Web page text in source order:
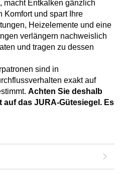
macht Entkalken gänzlich
Komfort und spart Ihre
Heizelemente und eine
verlängern nachweislich
und tragen zu dessen
sind in
exakt auf
Achten Sie deshalb
auf das JURA-Gütesiegel. Es